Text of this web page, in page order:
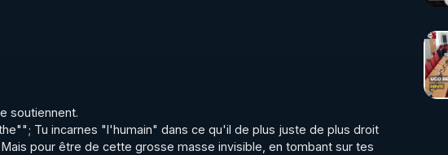
soutiennent.
Tu incarnes "l'humain" dans ce qu'il de plus juste de plus droit
pour être de cette grosse masse invisible, en tombant sur tes